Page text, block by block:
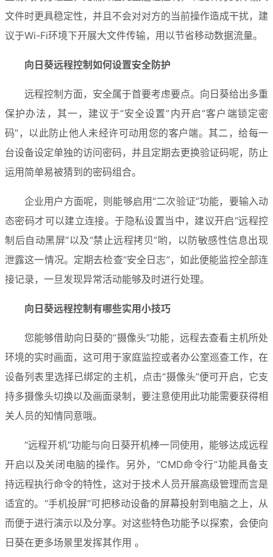
文件时更具稳定性，并且不会对对方的当前操作造成干扰，建
议于Wi-Fi环境下开展大文件传输，用以节省移动数据流量。
向日葵远程控制如何设置安全防护
远程控制方面，安全属于首要考虑要点。向日葵给出多重
保护办法，其一，建议于“安全设置”内开启“客户端锁定密
码”，以此防止他人未经许可动用您的客户端。其二，给每一
台设备设定单独的访问密码，并且定期去更换验证码呢，防止
运用简单易被猜到的密码组合。
企业用户方面呢，则能够启用“二次验证”功能，要输入动
态密码才可以建立连接。于隐私设置当中，建议开启“远程控
制后自动黑屏”以及“禁止远程拷贝”哟，以防敏感性信息出现
泄露这一情况。定期去检查“安全日志”，如此便能监控全部连
接记录，一旦发现异常活动能够及时进行处理。
向日葵远程控制有哪些实用小技巧
您能够借助向日葵的“摄像头”功能，远程去查看主机所处
环境的实时画面，这可用于家庭监控或者办公室巡查工作，在
设备列表里选择已绑定的主机，点击“摄像头”便可开启，它支
持多摄像头切换以及画面录制，要注意使用此功能需要获得相
关人员的知情同意哦。
“远程开机”功能与向日葵开机棒一同使用，能够达成远程
开启以及关闭电脑的操作。另外，“CMD命令行”功能具备支
持远程执行命令的特性，这对于技术人员开展高级管理而言是
适宜的。“手机投屏”可把移动设备的屏幕投射到电脑之上，从
而便于进行演示以及分享。对这些特色功能予以探索，会使向
日葵在更多场景里发挥其作用 。